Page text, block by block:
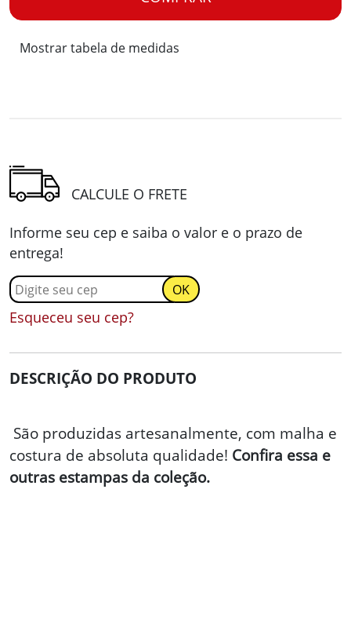
Mostrar tabela de medidas
CALCULE O FRETE
Informe seu cep e saiba o valor e o prazo de
entrega!
Esqueceu seu cep?
DESCRIÇÃO DO PRODUTO
São produzidas artesanalmente, com malha e
costura de absoluta qualidade! Confira essa e
outras estampas da coleção.